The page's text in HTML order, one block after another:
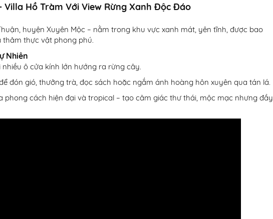
Villa Hồ Tràm Với View Rừng Xanh Độc Đáo
huyện Xuyên Mộc – nằm trong khu vực xanh mát, yên tĩnh, được bao
thực vật phong phú.
Nhiên
ô cửa kính lớn hướng ra rừng cây.
đón gió, thưởng trà, đọc sách hoặc ngắm ánh hoàng hôn xuyên qua tán lá.
phong cách hiện đại và tropical – tạo cảm giác thư thái, mộc mạc nhưng đầy